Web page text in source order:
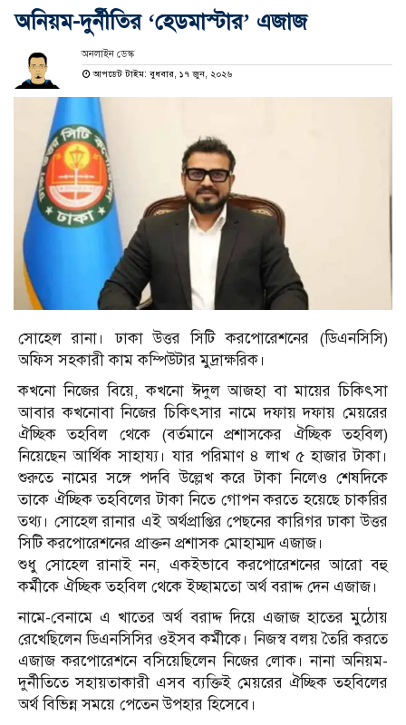
অনিয়ম-দুর্নীতির ‘হেডমাস্টার’ এজাজ
অনলাইন ডেস্ক
আপডেট টাইম: বুধবার, ১৭ জুন, ২০২৬
সোহেল রানা। ঢাকা উত্তর সিটি করপোরেশনের (ডিএনসিসি)
অফিস সহকারী কাম কম্পিউটার মুদ্রাক্ষরিক।
কখনো নিজের বিয়ে, কখনো ঈদুল আজহা বা মায়ের চিকিৎসা
আবার কখনোবা নিজের চিকিৎসার নামে দফায় দফায় মেয়রের
ঐচ্ছিক তহবিল থেকে (বর্তমানে প্রশাসকের ঐচ্ছিক তহবিল)
নিয়েছেন আর্থিক সাহায্য। যার পরিমাণ ৪ লাখ ৫ হাজার টাকা।
শুরুতে নামের সঙ্গে পদবি উল্লেখ করে টাকা নিলেও শেষদিকে
তাকে ঐচ্ছিক তহবিলের টাকা নিতে গোপন করতে হয়েছে চাকরির
তথ্য। সোহেল রানার এই অর্থপ্রাপ্তির পেছনের কারিগর ঢাকা উত্তর
সিটি করপোরেশনের প্রাক্তন প্রশাসক মোহাম্মদ এজাজ।
শুধু সোহেল রানাই নন, একইভাবে করপোরেশনের আরো বহু
কর্মীকে ঐচ্ছিক তহবিল থেকে ইচ্ছামতো অর্থ বরাদ্দ দেন এজাজ।
নামে-বেনামে এ খাতের অর্থ বরাদ্দ দিয়ে এজাজ হাতের মুঠোয়
রেখেছিলেন ডিএনসিসির ওইসব কর্মীকে। নিজস্ব বলয় তৈরি করতে
এজাজ করপোরেশনে বসিয়েছিলেন নিজের লোক। নানা অনিয়ম-
দুর্নীতিতে সহায়তাকারী এসব ব্যক্তিই মেয়রের ঐচ্ছিক তহবিলের
অর্থ বিভিন্ন সময়ে পেতেন উপহার হিসেবে।